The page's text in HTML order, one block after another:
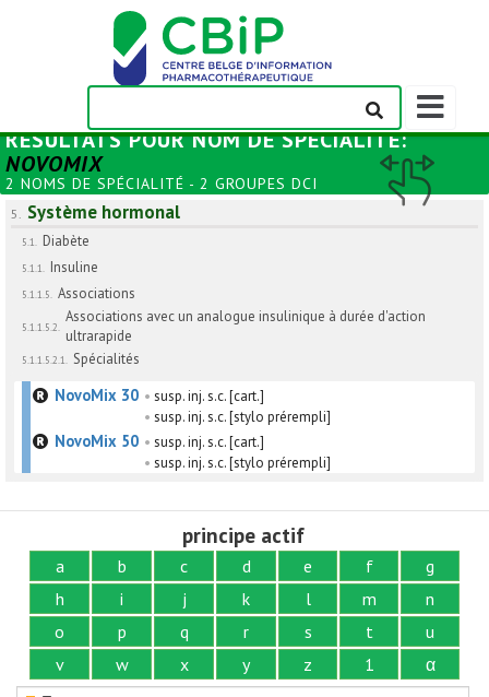
Afficher/
la
de
navigation
RÉSULTATS POURNOM DE SPÉCIALITÉ:
NOVOMIX
2 NOMS DE SPÉCIALITÉ - 2 GROUPES DCI
5. Système hormonal
5.1. Diabète
5.1.1. Insuline
5.1.1.5. Associations
5.1.1.5.2.
Associations avec un analogue insulinique à durée d'action
ultrarapide
5.1.1.5.2.1. Spécialités
NovoMix 30 • susp. inj. s.c. [cart.]
• susp. inj. s.c. [stylo prérempli]
NovoMix 50 • susp. inj. s.c. [cart.]
• susp. inj. s.c. [stylo prérempli]
principe actif
a b c d e f
g
h
i j k l m
n
o
p q r s t
u
v
w x y z 1
α